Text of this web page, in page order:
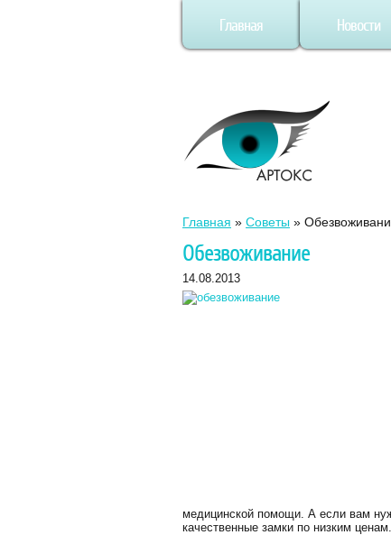
Главная Новости
Главная » Советы »
Обезвоживание
14.08.2013
медицинской помощи. А если вам
качественные замки по низким ценам.